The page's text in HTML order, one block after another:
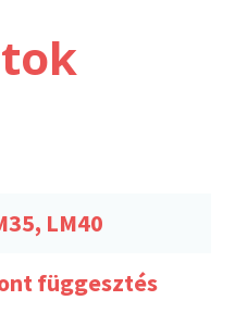
LM40
függesztés